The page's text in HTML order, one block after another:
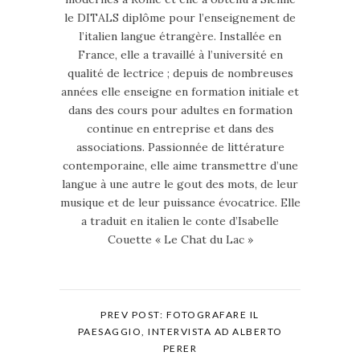
le DITALS diplôme pour l’enseignement de
l’italien langue étrangère. Installée en
France, elle a travaillé à l’université en
qualité de lectrice ; depuis de nombreuses
années elle enseigne en formation initiale et
dans des cours pour adultes en formation
continue en entreprise et dans des
associations. Passionnée de littérature
contemporaine, elle aime transmettre d’une
langue à une autre le gout des mots, de leur
musique et de leur puissance évocatrice. Elle
a traduit en italien le conte d’Isabelle
Couette « Le Chat du Lac »
PREV POST: FOTOGRAFARE IL
PAESAGGIO, INTERVISTA AD ALBERTO
PERER